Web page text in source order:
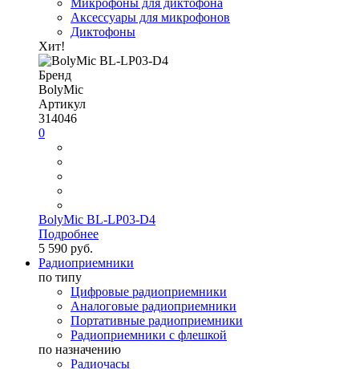
Микрофоны для диктофона
Аксессуары для микрофонов
Диктофоны
Хит!
Бренд
BolyMic
Артикул
314046
0
BolyMic BL-LP03-D4
Подробнее
5 590 руб.
Радиоприемники
по типу
Цифровые радиоприемники
Аналоговые радиоприемники
Портативные радиоприемники
Радиоприемники с флешкой
по назначению
Радиочасы